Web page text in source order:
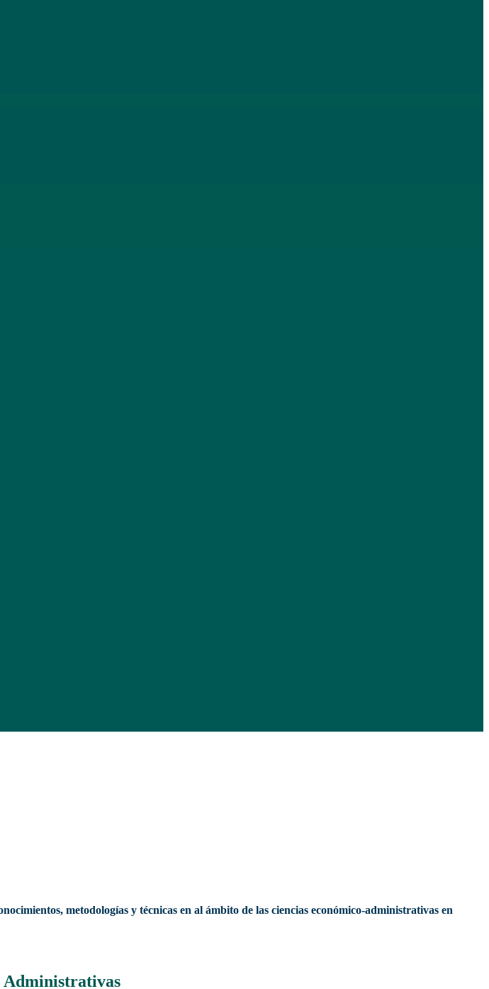
metodologías y técnicas en al ámbito de las ciencias económico-administrativas en
Administrativas